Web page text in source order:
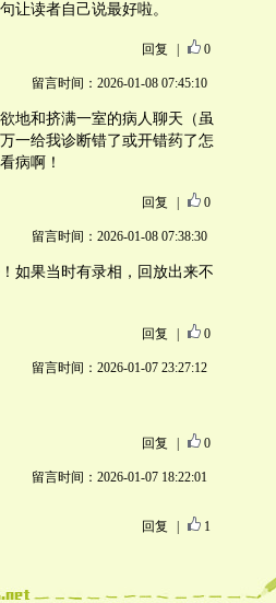
让读者自己说最好啦。
回复 0
留言时间：2026-01-08 07:45:10
地和挤满一室的病人聊天（虽
一给我诊断错了或开错药了怎
病啊！
回复 0
留言时间：2026-01-08 07:38:30
如果当时有录相，回放出来不
回复 0
留言时间：2026-01-07 23:27:12
回复 0
留言时间：2026-01-07 18:22:01
回复 1